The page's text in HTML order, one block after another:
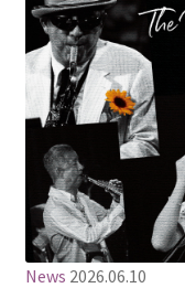
News 2026.06.10